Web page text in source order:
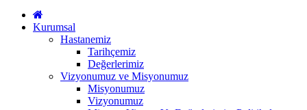
Kurumsal
Hastanemiz
Tarihçemiz
Değerlerimiz
Vizyonumuz ve Misyonumuz
Misyonumuz
Vizyonumuz